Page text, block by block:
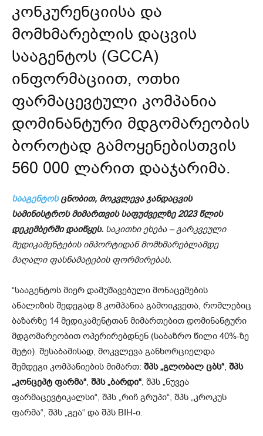
კონკურენციისა და
მომხმარებლის დაცვის
სააგენტოს (GCCA)
ინფორმაციით, ოთხი
ფარმაცევტული კომპანია
დომინანტური მდგომარეობის
ბოროტად გამოყენებისთვის
560 000 ლარით დააჯარიმა.
სააგენტოსცნობით, მოკვლევა ჯანდაცვის
სამინისტროს მიმართვის საფუძველზე 2023 წლის
დეკემბერში დაიწყეს. საკითხი ეხება – გარკვეული
მედიკამენტების იმპორტიდან მომხმარებლამდე
მაღალი ფასნამატების ფორმირებას.
“სააგენტოს მიერ დამუშავებული მონაცემების
ანალიზის შედეგად 8 კომპანია გამოიკვეთა, რომლებიც
ბაზარზე 14 მედიკამენტთან მიმართებით დომინანტური
მდგომარეობით ოპერირებდნენ (საბაზრო წილი 40%-ზე
მეტი). შესაბამისად, მოკვლევა განხორციელდა
შემდეგი კომპანიების მიმართ: შპს „გლობალ ცბს“, შპს
„კონცეპტ ფარმა“, შპს „ბარდი“, შპს „ნუვეა
ფარმაცევტიკალსი“, შპს „რიჩ გრუპი“, შპს „კროკუს
ფარმა“, შპს „გეა“ და შპს BIH-ი.